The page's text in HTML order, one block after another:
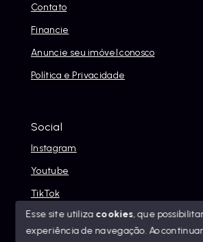
Contato
Financie
Anuncie seu imóvel conosco
Política e Privacidade
Social
Instagram
Youtube
TikTok
Esse site utiliza cookies, que
experiência de navegação.Ao